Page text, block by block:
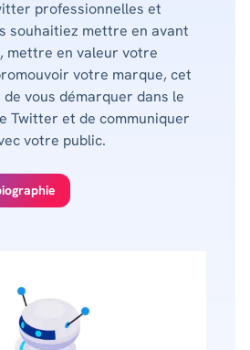
professionnelles et
souhaitiez mettre en avant
mettre en valeur votre
votre marque, cet
vous démarquer dans le
Twitter et de communiquer
votre public.